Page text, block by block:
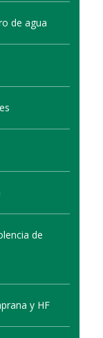
de agua
de
y HF